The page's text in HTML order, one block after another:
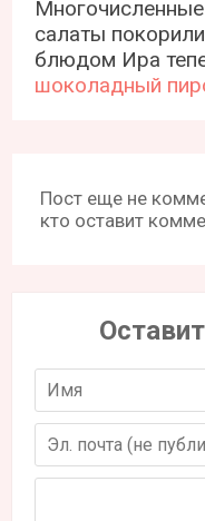
салаты
блюдом Ира
шоколадный
Пост еще не
кто оставит